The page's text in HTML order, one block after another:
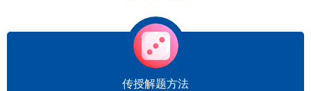
传授解题方法